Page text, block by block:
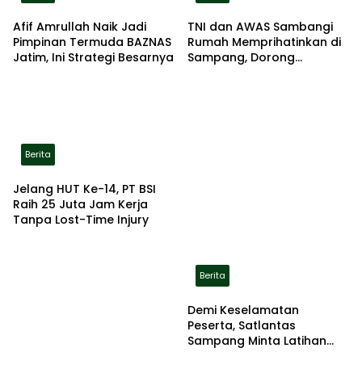
Afif Amrullah Naik Jadi
Pimpinan Termuda BAZNAS
Jatim, Ini Strategi Besarnya
TNI dan AWAS Sambangi
Rumah Memprihatinkan di
Sampang, Dorong
Berita
Jelang HUT Ke-14, PT BSI
Raih 25 Juta Jam Kerja
Tanpa Lost-Time Injury
Berita
Demi Keselamatan
Peserta, Satlantas
Sampang Minta Latihan